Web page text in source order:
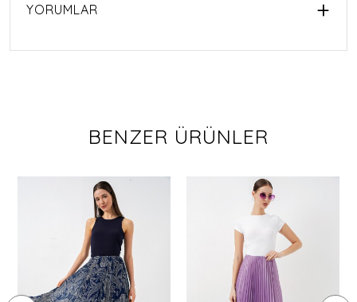
YORUMLAR
BENZER ÜRÜNLER